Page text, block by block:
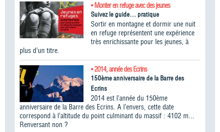
• Monter en refuge avec des jeunes
Suivez le guide… pratique
Sortir en montagne et dormir une nuit
en refuge représentent une expérience
très enrichissante pour les jeunes, à
plus d’un titre.
• 2014, année des Ecrins
150ème anniversaire de la Barre des
Ecrins
2014 est l’année du 150ème
anniversaire de la Barre des Ecrins. A l’envers, cette date
correspond à l’altitude du point culminant du massif : 4102 m...
Renversant non ?